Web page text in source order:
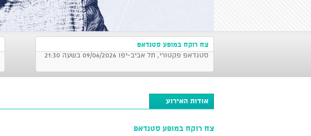
צח רוקח במופע סטנדאפ
סטנדאפ פקטורי, תל אביב-יפו 09/06/2026 בשעה 21:30
אודות האירוע
צח רוקח במופע סטנדאפ